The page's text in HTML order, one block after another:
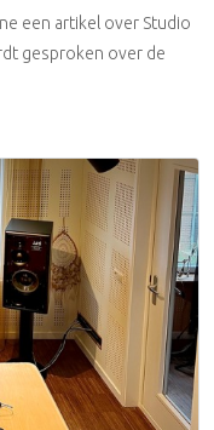
een artikel over Studio
gesproken over de